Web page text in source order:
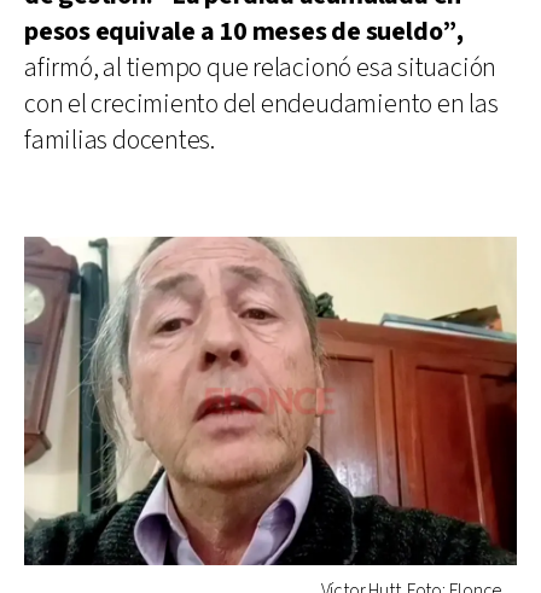
pesos equivale a 10 meses de sueldo”,
afirmó, al tiempo que relacionó esa situación
con el crecimiento del endeudamiento en las
familias docentes.